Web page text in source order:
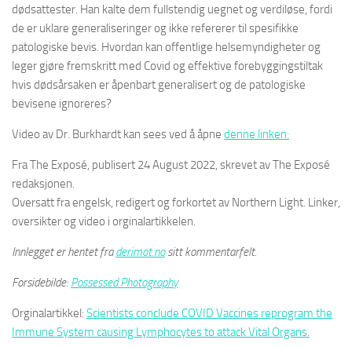
dødsattester. Han kalte dem fullstendig uegnet og verdiløse, fordi
de er uklare generaliseringer og ikke refererer til spesifikke
patologiske bevis. Hvordan kan offentlige helsemyndigheter og
leger gjøre fremskritt med Covid og effektive forebyggingstiltak
hvis dødsårsaken er åpenbart generalisert og de patologiske
bevisene ignoreres?
Video av Dr. Burkhardt kan sees ved å åpne denne linken:
Fra The Exposé, publisert 24 August 2022, skrevet av The Exposé
redaksjonen.
Oversatt fra engelsk, redigert og forkortet av Northern Light. Linker,
oversikter og video i orginalartikkelen.
Innlegget er hentet fraderimot.nositt kommentarfelt.
Forsidebilde: Possessed Photography
Orginalartikkel: Scientists conclude COVID Vaccines reprogram the
Immune System causing Lymphocytes to attack Vital Organs.